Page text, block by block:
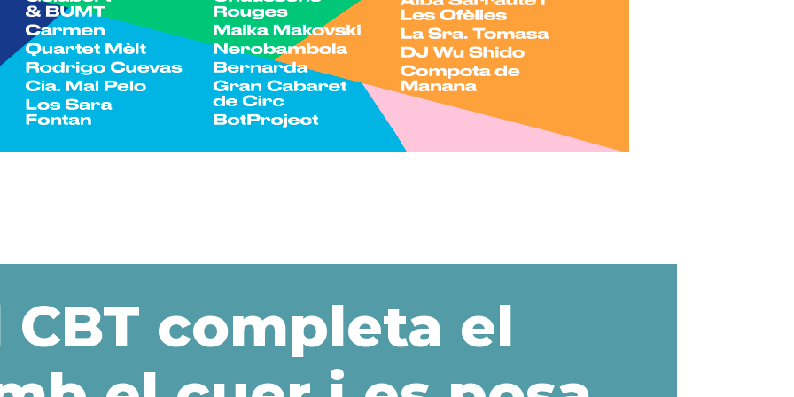
CBT completa el